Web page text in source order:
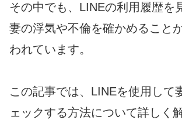
その中でも、LINEの利用履歴を
妻の浮気や不倫を確かめること
われています。
この記事では、LINEを使用して
ェックする方法について詳しく